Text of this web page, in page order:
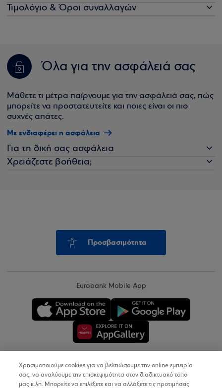
Τιμολόγιο & Όροι συναλλαγών
Όλα για την ασφάλειά σας
Μάθετε τι μέτρα παίρνουμε για την ασφάλειά σας, πώς
μπορείτε να προστατευτείτε και ποιες είναι οι πιο
συχνές απάτες.
Με ενδιαφέρει η ασφάλεια
Για τη δική σας ασφάλεια
Χρειάζεστε βοήθεια;
Προσβασιμότητα
Eurobank Mobile App
Copyright © 2026
Χρησιμοποιούμε cookies για να βελτιώσουμε την online εμπειρία
σας, να αναλύουμε την επισκεψιμότητα στον διαδικτυακό τόπο
μας κ.λπ. Μπορείτε να επιλέξετε και να αλλάξετε τις προτιμήσεις